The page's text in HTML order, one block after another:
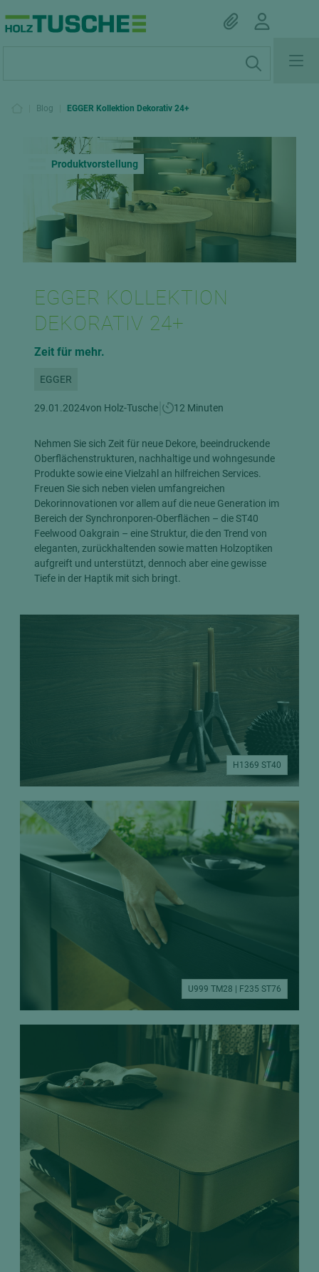
Blog EGGER Kollektion Dekorativ 24+
Produktvorstellung
EGGER KOLLEKTION
DEKORATIV 24+
Zeit für mehr.
EGGER
29.01.2024von Holz-Tusche 12 Minuten
Nehmen Sie sich Zeit für neue Dekore, beeindruckende
Oberflächenstrukturen, nachhaltige und wohngesunde
Produkte sowie eine Vielzahl an hilfreichen Services.
Freuen Sie sich neben vielen umfangreichen
Dekorinnovationen vor allem auf die neue Generation im
Bereich der Synchronporen-Oberflächen – die ST40
Feelwood Oakgrain – eine Struktur, die den Trend von
eleganten, zurückhaltenden sowie matten Holzoptiken
aufgreift und unterstützt, dennoch aber eine gewisse
Tiefe in der Haptik mit sich bringt.
H1369 ST40
U999 TM28 | F235 ST76